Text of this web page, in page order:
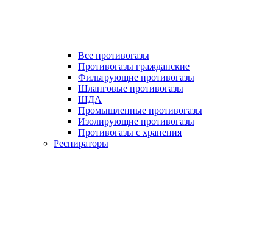
Все противогазы
Противогазы гражданские
Фильтрующие противогазы
Шланговые противогазы
ШДА
Промышленные противогазы
Изолирующие противогазы
Противогазы с хранения
Респираторы